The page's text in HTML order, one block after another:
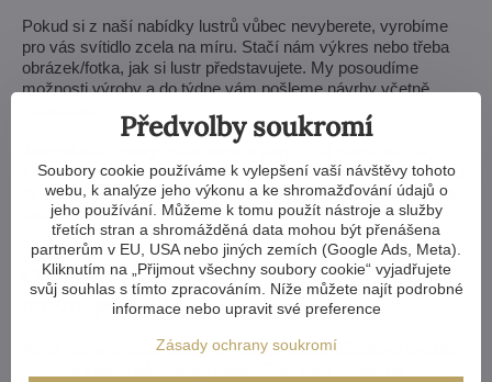
Pokud si z naší nabídky lustrů vůbec nevyberete, vyrobíme
pro vás svítidlo zcela na míru. Stačí nám výkres nebo třeba
obrázek/fotka, jak si lustr představujete. My posoudíme
možnosti výroby a do týdne vám pošleme návrhy včetně
změny nebo lustr na míru zaberou přibližně 8–10 týdnů. Pokud
by se vám stavba nebo rekonstrukce protáhla, vůbec nevadí -
rádi vám lustr podržíme na našem skladu.
Chcete křišťálový lustr na míru? Nebo
jenom poradit?
Ať už jste architekt, designér nebo si ladíte křišťálové svítidlo
Předvolby soukromí
Soubory cookie používáme k vylepšení vaší návštěvy tohoto
webu, k analýze jeho výkonu a ke shromažďování údajů o
jeho používání. Můžeme k tomu použít nástroje a služby
třetích stran a shromážděná data mohou být přenášena
partnerům v EU, USA nebo jiných zemích (Google Ads, Meta).
Kliknutím na „Přijmout všechny soubory cookie“ vyjadřujete
svůj souhlas s tímto zpracováním. Níže můžete najít podrobné
informace nebo upravit své preference
Zásady ochrany soukromí